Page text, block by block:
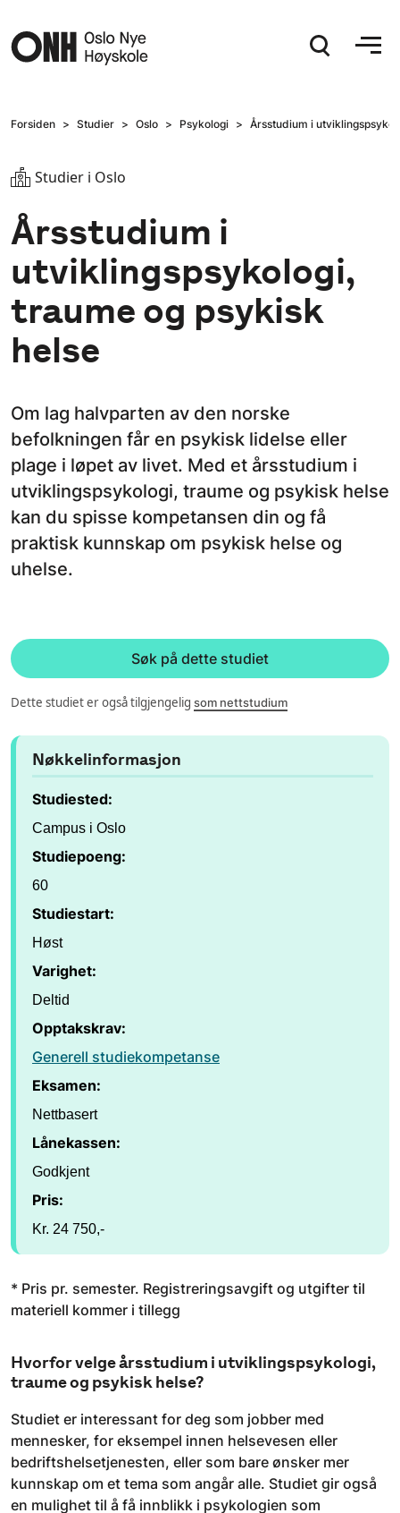
Forsiden Studier Oslo Psykologi Årsstudium i
Studier i Oslo
Årsstudium i
utviklingspsykologi,
traume og psykisk
helse
Om lag halvparten av den norske
befolkningen får en psykisk lidelse eller
plage i løpet av livet. Med et årsstudium i
utviklingspsykologi, traume og psykisk helse
kan du spisse kompetansen din og få
praktisk kunnskap om psykisk helse og
uhelse.
Søk på dette studiet
Dette studiet er også tilgjengelig som nettstudium
Nøkkelinformasjon
Studiested:
Campus i Oslo
Studiepoeng:
60
Studiestart:
Høst
Varighet:
Deltid
Opptakskrav:
Generell studiekompetanse
Eksamen:
Nettbasert
Lånekassen:
Godkjent
Pris:
Kr. 24 750,-
* Pris pr. semester. Registreringsavgift og utgifter til
materiell kommer i tillegg
Hvorfor velge årsstudium i utviklingspsykologi,
traume og psykisk helse?
Studiet er interessant for deg som jobber med
mennesker, for eksempel innen helsevesen eller
bedriftshelsetjenesten, eller som bare ønsker mer
kunnskap om et tema som angår alle. Studiet gir også
en mulighet til å få innblikk i psykologien som